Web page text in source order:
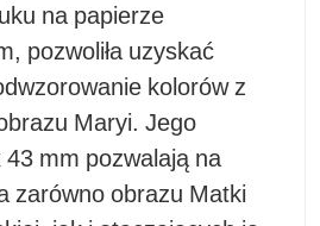
na papierze
pozwoliła uzyskać
kolorów z
Maryi. Jego
mm pozwalają na
zarówno obrazu Matki